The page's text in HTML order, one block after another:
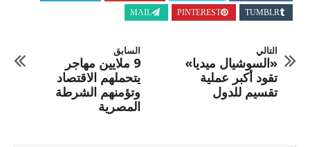
TUMBLR
PINTEREST
MAIL
السابق
9 ملايين مهاجر
يتحملهم الاقتصاد
وتؤمنهم الشرطة
المصرية
التالي
«السوشيال ميديا»
تقود أكبر عملية
تقسيم للدول